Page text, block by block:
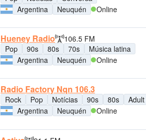
Argentina
Neuquén Online
Hueney Radio
106.5 FM
Pop
90s 80s 70s
Música latina
Argentina
Neuquén Online
Radio Factory Nqn 106.3
Rock Pop Notícias 90s 80s
Argentina
Neuquén Online